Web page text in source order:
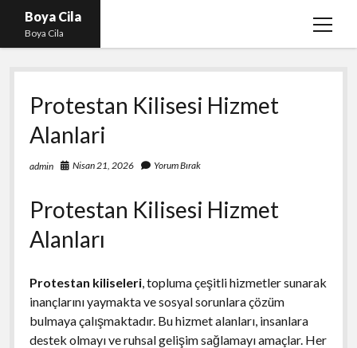
Boya Cila
Boya Cila
menüyü
En İyi Tiktok Takipçi Hilesi
Liste
Parasız Instagram Türk Takipçi Hilesi
Sayfa Listesi
Protestan Kilisesi Hizmet
Alanlari
admin Nisan 21, 2026 Yorum Bırak
Protestan Kilisesi Hizmet
Alanları
Protestan kiliseleri, topluma çeşitli hizmetler sunarak
inançlarını yaymakta ve sosyal sorunlara çözüm
bulmaya çalışmaktadır. Bu hizmet alanları, insanlara
destek olmayı ve ruhsal gelişim sağlamayı amaçlar. Her